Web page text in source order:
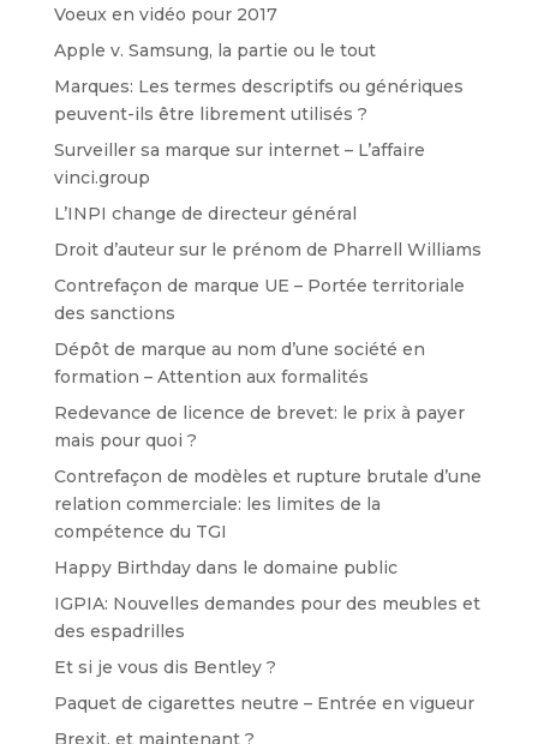
Voeux en vidéo pour 2017
Apple v. Samsung, la partie ou le tout
Marques: Les termes descriptifs ou génériques
peuvent-ils être librement utilisés ?
Surveiller sa marque sur internet – L’affaire
vinci.group
L’INPI change de directeur général
Droit d’auteur sur le prénom de Pharrell Williams
Contrefaçon de marque UE – Portée territoriale
des sanctions
Dépôt de marque au nom d’une société en
formation – Attention aux formalités
Redevance de licence de brevet: le prix à payer
mais pour quoi ?
Contrefaçon de modèles et rupture brutale d’une
relation commerciale: les limites de la
compétence du TGI
Happy Birthday dans le domaine public
IGPIA: Nouvelles demandes pour des meubles et
des espadrilles
Et si je vous dis Bentley ?
Paquet de cigarettes neutre – Entrée en vigueur
Brexit, et maintenant ?